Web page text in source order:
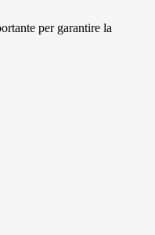
per garantire la